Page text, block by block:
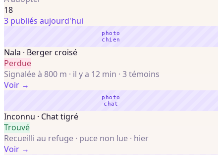
18
3 publiés aujourd'hui
photo
chien
Nala · Berger croisé
Perdue
Signalée à 800 m · il y a 12 min · 3 témoins
Voir →
photo
chat
Inconnu · Chat tigré
Trouvé
Recueilli au refuge · puce non lue · hier
Voir →